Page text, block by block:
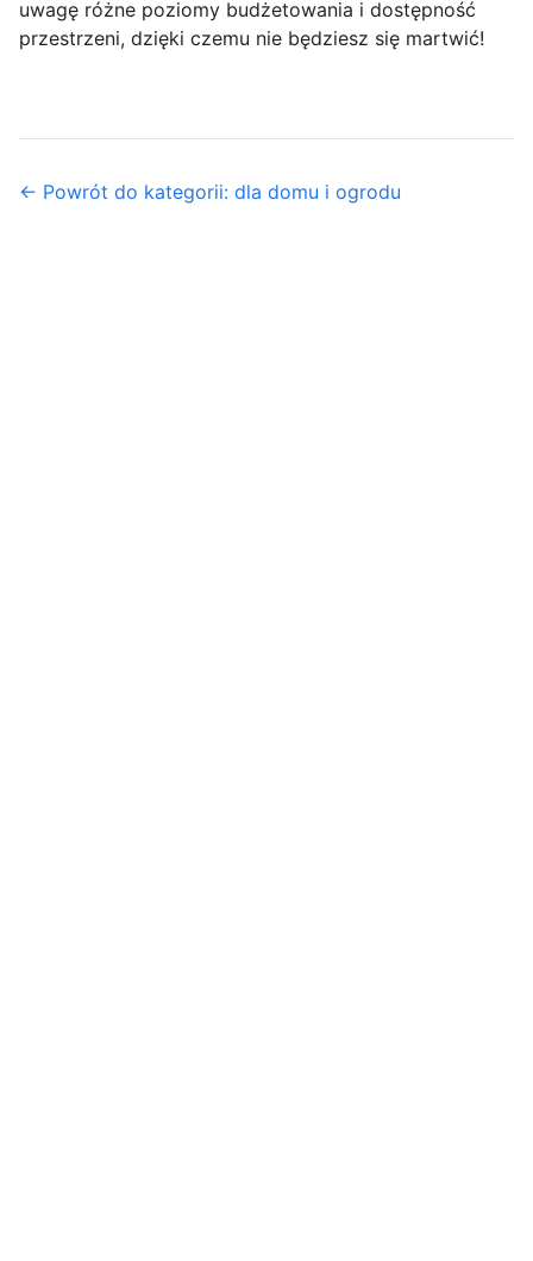
uwagę różne poziomy budżetowania i dostępność
przestrzeni, dzięki czemu nie będziesz się martwić!
← Powrót do kategorii: dla domu i ogrodu